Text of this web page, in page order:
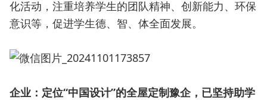
化活动，注重培养学生的团队精神、创新能力、环保
意识等，促进学生德、智、体全面发展‌。
企业：定位“中国设计”的全屋定制豫企，已坚持助学